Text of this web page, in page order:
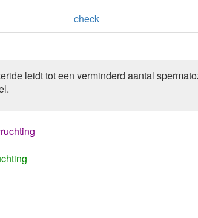
check
leidt tot een verminderd aantal